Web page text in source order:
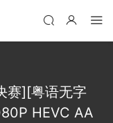
赛][粤语无字
HEVC AA